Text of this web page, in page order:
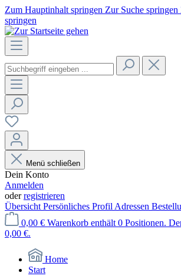
Zum Hauptinhalt springen Zur Suche springen
springen
Menü schließen
Dein Konto
Anmelden
oderregistrieren
Übersicht Persönliches Profil Adressen
0,00 € Warenkorb enthält 0 Positionen.
0,00 €.
Home
Start